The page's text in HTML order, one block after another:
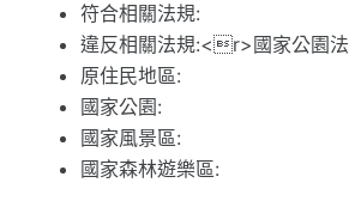
符合相關法規:
違反相關法規:<r>國家公園法
原住民地區:
國家公園:
國家風景區:
國家森林遊樂區: